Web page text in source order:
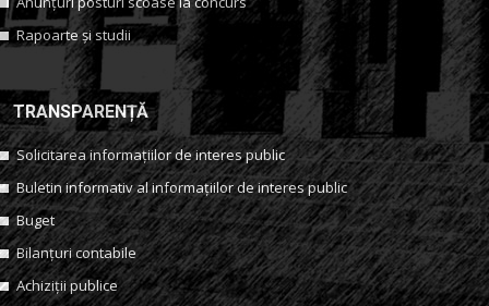
Rapoarte și studii
TRANSPARENȚĂ
Solicitarea informațiilor de interes public
Buletin informativ al informațiilor de interes public
Buget
Bilanțuri contabile
Achiziții publice